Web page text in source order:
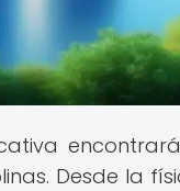
Desde la